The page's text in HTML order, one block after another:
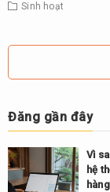
Sinh hoạt
Đăng gần đây
Vì
hệ